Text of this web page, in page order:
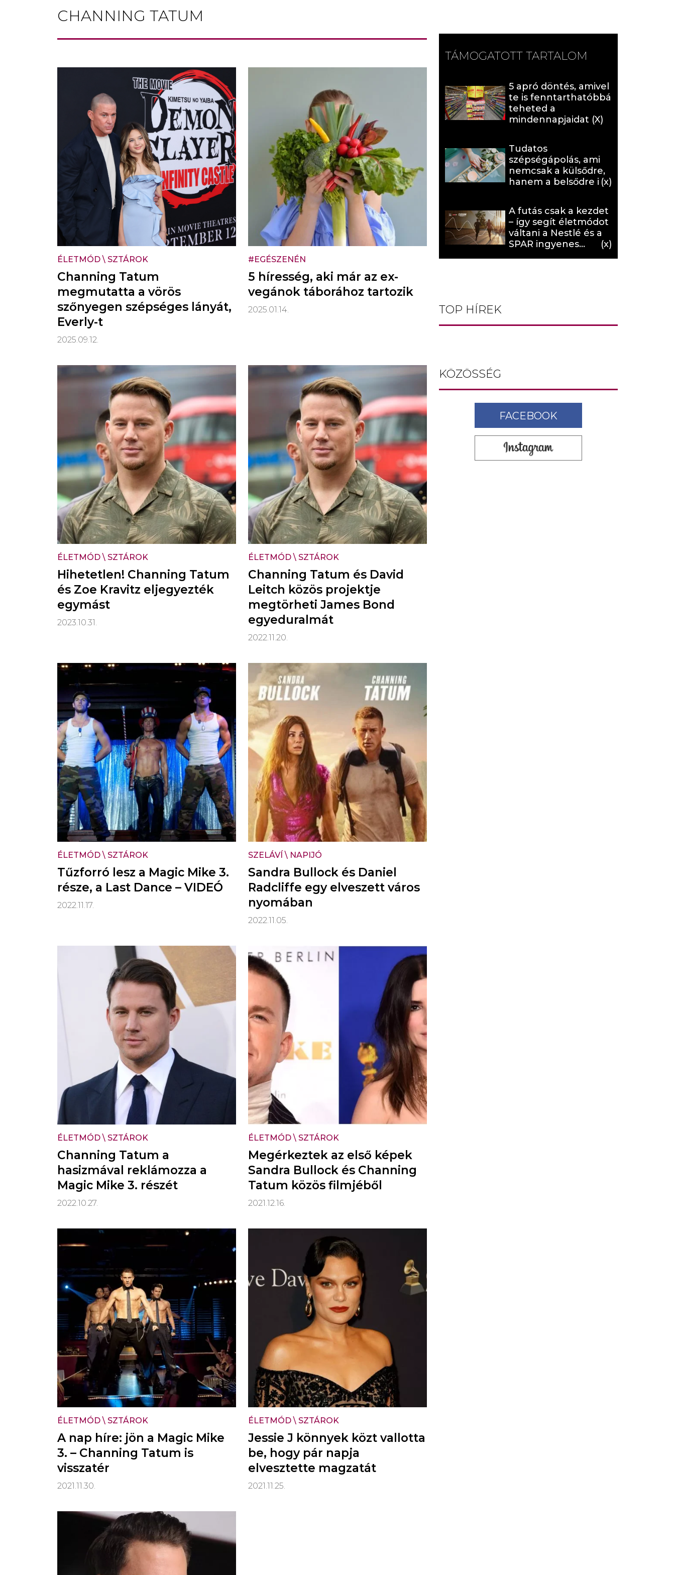
CHANNING TATUM
ÉLETMÓD\ SZTÁROK
Channing Tatum
megmutatta a vörös
szőnyegen szépséges lányát,
Everly-t
2025.09.12.
#EGÉSZENÉN
5 híresség, aki már az ex-
vegánok táborához tartozik
2025.01.14.
ÉLETMÓD\ SZTÁROK
Hihetetlen! Channing Tatum
és Zoe Kravitz eljegyezték
egymást
2023.10.31.
ÉLETMÓD\ SZTÁROK
Channing Tatum és David
Leitch közös projektje
megtörheti James Bond
egyeduralmát
2022.11.20.
ÉLETMÓD\ SZTÁROK
Tűzforró lesz a Magic Mike 3.
része, a Last Dance – VIDEÓ
2022.11.17.
SZELÁVÍ \ NAPIJÓ
Sandra Bullock és Daniel
Radcliffe egy elveszett város
nyomában
2022.11.05.
ÉLETMÓD\ SZTÁROK
Channing Tatum a
hasizmával reklámozza a
Magic Mike 3. részét
2022.10.27.
ÉLETMÓD\ SZTÁROK
Megérkeztek az első képek
Sandra Bullock és Channing
Tatum közös filmjéből
2021.12.16.
ÉLETMÓD\ SZTÁROK
A nap híre: jön a Magic Mike
3. – Channing Tatum is
visszatér
2021.11.30.
ÉLETMÓD\ SZTÁROK
Jessie J könnyek közt vallotta
be, hogy pár napja
elvesztette magzatát
2021.11.25.
TÁMOGATOTT TARTALOM
5 apró döntés, amivel
te is fenntarthatóbbá
teheted a
mindennapjaidat (X)
Tudatos
szépségápolás, ami
nemcsak a külsődre,
hanem a belsődre is
A futás csak a kezdet
– így segít életmódot
váltani a Nestlé és a
SPAR ingyenes
TOP HÍREK
KÖZÖSSÉG
FACEBOOK